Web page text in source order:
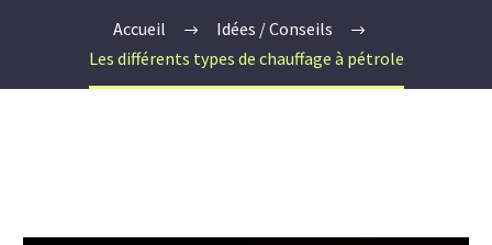
Accueil
Idées / Conseils
Les différents types de chauffage à pétrole